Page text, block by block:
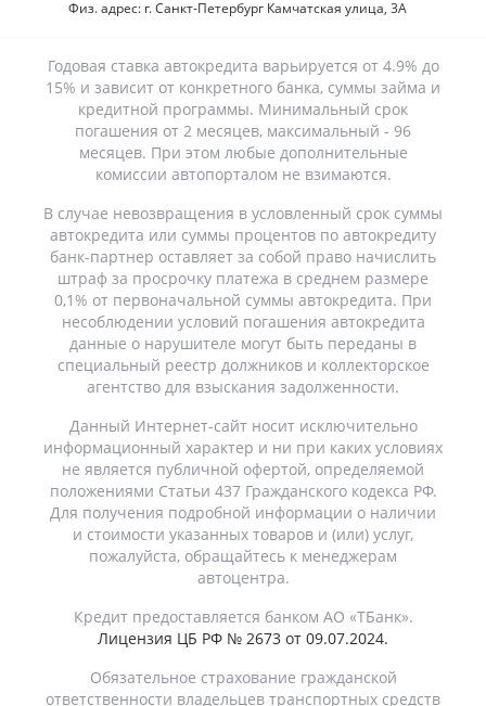
Физ. адрес: г. Санкт-Петербург Камчатская улица, 3А
Годовая ставка автокредита варьируется от 4.9% до
15% и зависит от конкретного банка, суммы займа и
кредитной программы. Минимальный срок
погашения от 2 месяцев, максимальный - 96
месяцев. При этом любые дополнительные
комиссии автопорталом не взимаются.
В случае невозвращения в условленный срок суммы
автокредита или суммы процентов по автокредиту
банк-партнер оставляет за собой право начислить
штраф за просрочку платежа в среднем размере
0,1% от первоначальной суммы автокредита. При
несоблюдении условий погашения автокредита
данные о нарушителе могут быть переданы в
специальный реестр должников и коллекторское
агентство для взыскания задолженности.
Данный Интернет-сайт носит исключительно
информационный характер и ни при каких условиях
не является публичной офертой, определяемой
положениями Статьи 437 Гражданского кодекса РФ.
Для получения подробной информации о наличии
и стоимости указанных товаров и (или) услуг,
пожалуйста, обращайтесь к менеджерам
автоцентра.
Кредит предоставляется банком АО «ТБанк».
Лицензия ЦБ РФ № 2673 от 09.07.2024.
Обязательное страхование гражданской
ответственности владельцев транспортных средств